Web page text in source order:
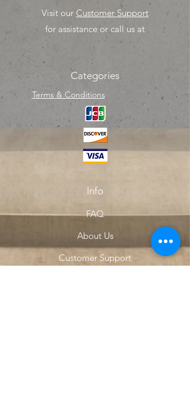
Visit our Customer Support
for assistance or call us at
Categories
Terms & Conditions
Info
FAQ
About Us
Customer Support